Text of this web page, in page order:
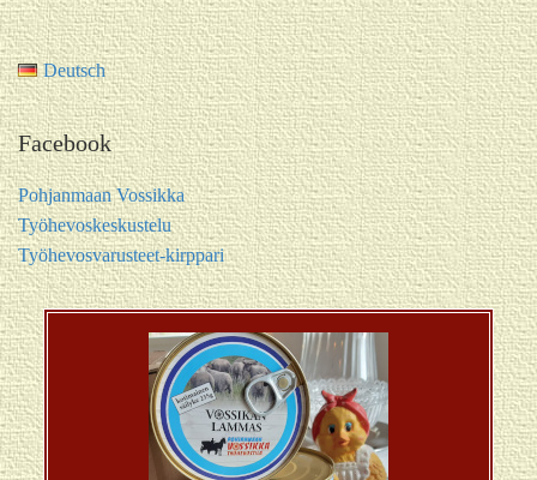
Deutsch
Facebook
Pohjanmaan Vossikka
Työhevoskeskustelu
Työhevosvarusteet-kirppari